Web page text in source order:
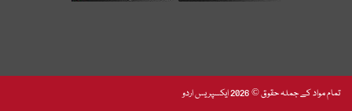
تمام مواد کے جملہ حقوق © 2026 ایکسپریس اردو